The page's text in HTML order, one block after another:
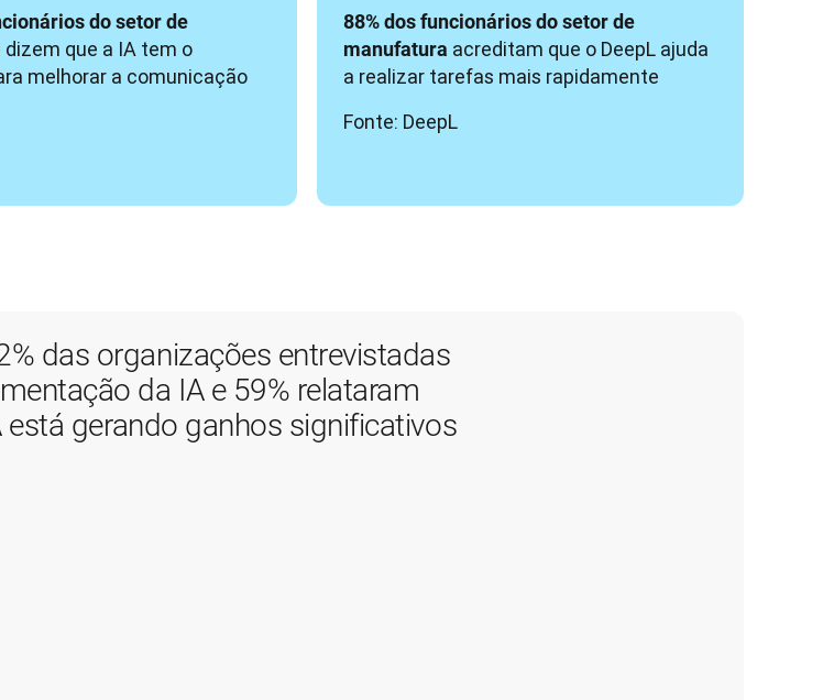
do setor de
dizem que a IA tem o
melhorar a comunicação
88% dos funcionários do setor de
manufatura acreditam que o DeepL ajuda
a realizar tarefas mais rapidamente
Fonte: DeepL
das organizações entrevistadas
da IA e 59% relataram
gerando ganhos significativos